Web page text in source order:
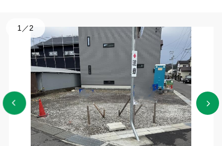
1 ／2